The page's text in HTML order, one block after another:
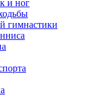
и ног
гимнастики